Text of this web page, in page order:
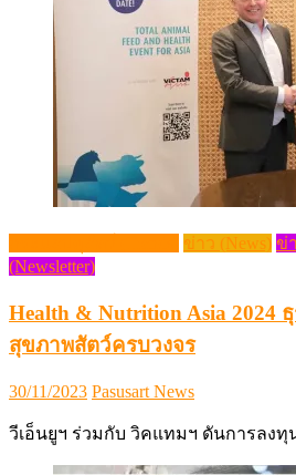
ข่าว (News) ข่
(Newsletter)
Health & Nutrition Asia 2024
สุขภาพสัตว์ครบวงจร
Posted
30/11/2023 Author
Pasusart News
วีเอ็นยูฯ ร่วมกับ วิคแทมฯ ดันการลง